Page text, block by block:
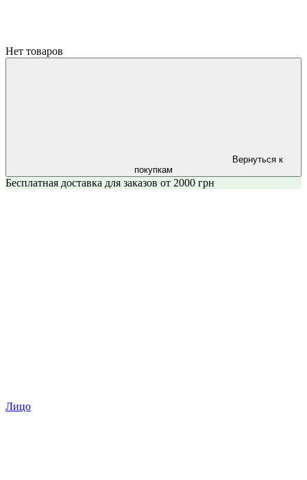
Нет товаров
Вернуться к
покупкам
Бесплатная доставка для заказов от 2000 грн
Лицо